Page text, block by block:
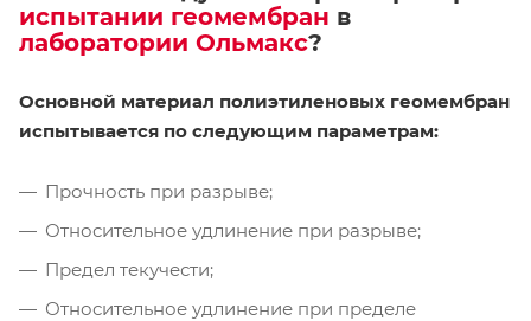
испытании геомембран в
лаборатории Ольмакс?
Основной материал полиэтиленовых геомембран
испытывается по следующим параметрам:
Прочность при разрыве;
Относительное удлинение при разрыве;
Предел текучести;
Относительное удлинение при пределе